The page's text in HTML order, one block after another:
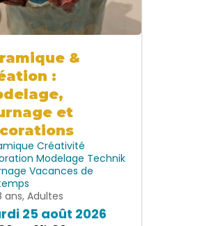
&
:
et
Créativité
Modelage Technik
Vacances de
ans, Adultes
25 août 2026